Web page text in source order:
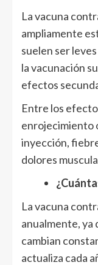
La vacuna
ampliamente
suelen ser
la vacunación
efectos
Entre los
enrojecimiento
inyección,
dolores
La vacuna
anualmente, ya
cambian
actualiza cada